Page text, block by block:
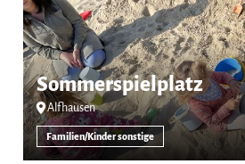
Sommerspielplatz
Alfhausen
Familien/Kinder sonstige